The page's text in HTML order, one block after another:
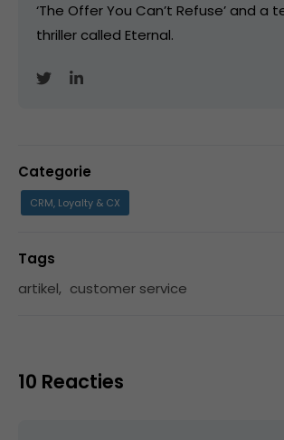
‘The Offer You Can’t Refuse’ and a
thriller called Eternal.
Categorie
CRM, Loyalty & CX
Tags
artikel, customer service
10 Reacties